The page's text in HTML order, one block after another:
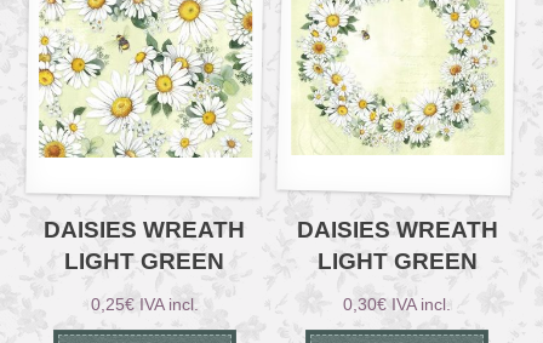
DAISIES WREATH
LIGHT GREEN
0,25€ IVA incl.
DAISIES WREATH
LIGHT GREEN
0,30€ IVA incl.